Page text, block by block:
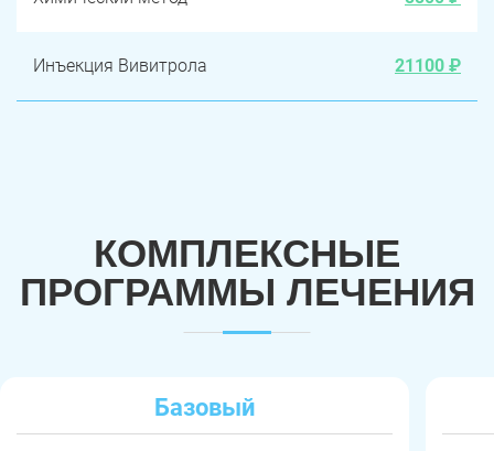
Инъекция Вивитрола 21100 ₽
КОМПЛЕКСНЫЕ
ПРОГРАММЫ ЛЕЧЕНИЯ
Базовый